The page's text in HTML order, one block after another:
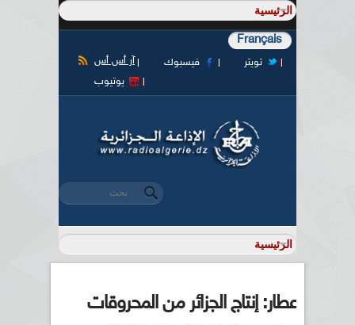
Français
آر أس أس فيسبوك
تويتر
يوتيوب
استمارة البحث
‏بحث ‏
عطار: إنتاج الجزائر من المحروقات